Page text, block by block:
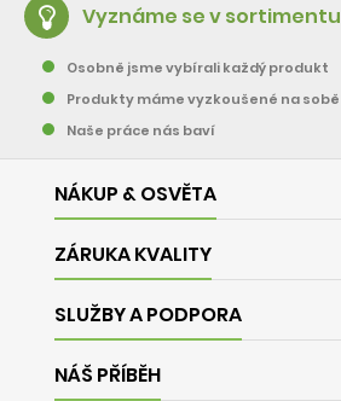
Vyznáme se v sortimentu
Osobně jsme vybírali každý produkt
Produkty máme vyzkoušené na sobě
Naše práce nás baví
NÁKUP & OSVĚTA
ZÁRUKA KVALITY
SLUŽBY A PODPORA
NÁŠ PŘÍBĚH